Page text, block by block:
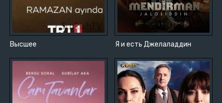
Высшее Я и есть Джелаладдин